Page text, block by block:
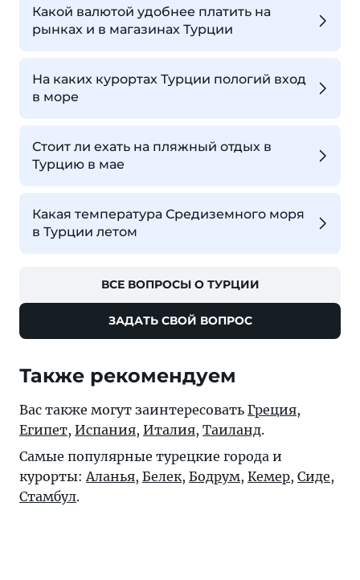
Какой валютой удобнее платить на
рынках и в магазинах Турции
На каких курортах Турции пологий вход
в море
Стоит ли ехать на пляжный отдых в
Турцию в мае
Какая температура Средиземного моря
в Турции летом
ВСЕ ВОПРОСЫ О ТУРЦИИ
ЗАДАТЬ СВОЙ ВОПРОС
Также рекомендуем
Вас также могут заинтересовать Греция,
Египет, Испания, Италия, Таиланд.
Самые популярные турецкие города и
курорты:Аланья, Белек, Бодрум, Кемер, Сиде,
Стамбул.